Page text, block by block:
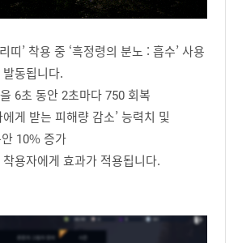
띠’ 착용 중 ‘흑정령의 분노 : 흡수’ 사용
동됩니다.
6초 동안 2초마다 750 회복
에게 받는 피해량 감소’ 능력치 및
10% 증가
착용자에게 효과가 적용됩니다.